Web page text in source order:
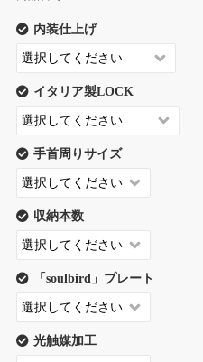
内装仕上げ
イタリア製LOCK
手首周りサイズ
収納本数
「soulbird」プレート
光触媒加工